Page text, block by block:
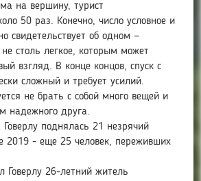
на вершину, турист
50 раз. Конечно, число условное и
свидетельствует об одном —
столь легкое, которым может
взгляд. В конце концов, спуск с
сложный и требует усилий.
не брать с собой много вещей и
надежного друга.
поднялась 21 незрячий
2019 - еще 25 человек, переживших
Говерлу 26-летний житель